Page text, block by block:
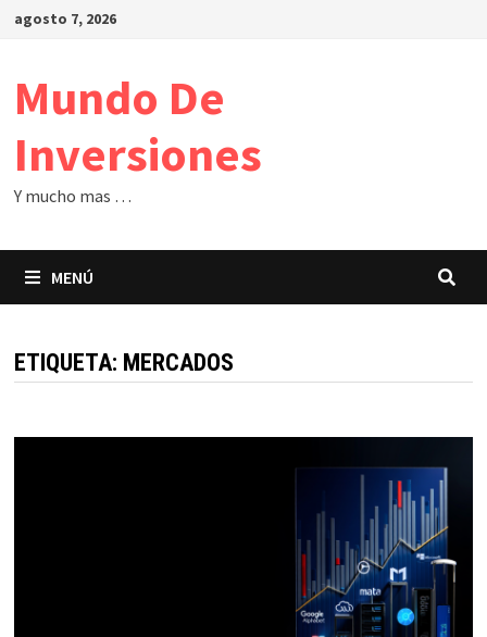
Saltar
agosto 7, 2026
Mundo De
Inversiones
Y mucho mas …
MENÚ
ETIQUETA: MERCADOS